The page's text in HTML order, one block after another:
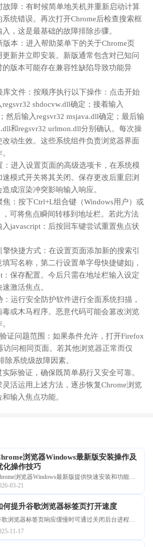
故障：有时候简单地关机并重新启动计算
统错误。再次打开Chrome后检查搜索框
，这是最基础的故障排除步骤。
本：进入帮助菜单下的关于Chrome页
新并立即安装。新版通常包含对已知问
的版本可能存在兼容性缺陷导致功能异
库文件：按顺序执行以下操作：点击开始
shdocvw.dll确定；接着输入
然后输入regsvr32 msjava.dll确定；最后输
和regsvr32 urlmon.dll分别确认。每次操
动生效。这些系统组件负责浏览器界面
：进入设置页面的高级选项卡，在系统模
模式开关将其关闭。保存更改后重启浏
成渲染冲突影响输入响应。
焦：按下Ctrl+L组合键（Windows用户）或
，可将焦点瞬间转移到地址栏。若此方法
javascript：后按回车键尝试重置焦点状
快捷方式：在设置页面添加新的搜索引
写名称，第二行设置单字母快捷键如j，
：保存配置。今后只需在地址栏输入设定
激活焦点。
运行安全防护软件进行全面系统扫描，
或木马程序。恶意代码可能会篡改浏览
证问题范围：如果条件允许，打开Firefox
访问相同页面。若其他浏览器正常而仅
除系统级故障因素。
际验证，确保既简单易行又安全可靠。
活运用上述方法，逐步恢复Chrome浏览
输入焦点功能。
浏览器Windows最新版安装操作及
化操作技巧
浏览器Windows最新版提供快速安装和功能配
体验。教程讲解完整操作步骤及优化技巧，帮助用
03-21
何提升谷歌浏览器标签页打开速度
歌浏览器标签页响应缓慢时可通过关闭后台进程、
整预读取设置等方式优化加载速度，提升浏览流畅
。
11-17